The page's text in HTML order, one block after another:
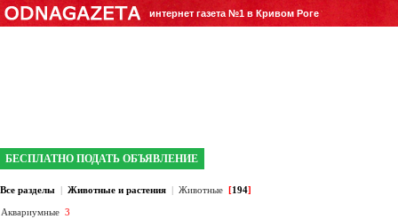
интернет газета №1 в Кривом Роге
БЕСПЛАТНО ПОДАТЬ ОБЪЯВЛЕНИЕ
Все разделы | Животные и растения | Животные [194]
Аквариумные 3